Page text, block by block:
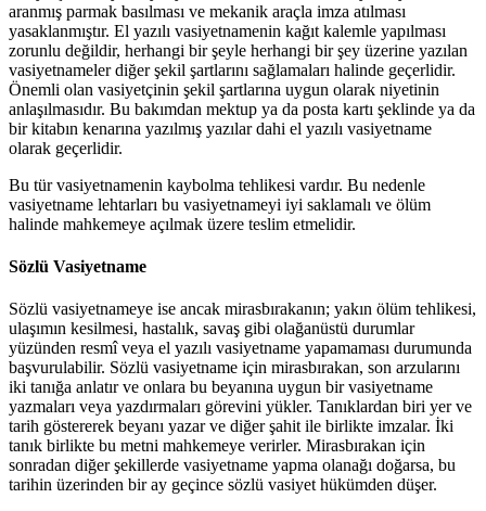
aranmış parmak basılması ve mekanik araçla imza atılması
yasaklanmıştır. El yazılı vasiyetnamenin kağıt kalemle yapılması
zorunlu değildir, herhangi bir şeyle herhangi bir şey üzerine yazılan
vasiyetnameler diğer şekil şartlarını sağlamaları halinde geçerlidir.
Önemli olan vasiyetçinin şekil şartlarına uygun olarak niyetinin
anlaşılmasıdır. Bu bakımdan mektup ya da posta kartı şeklinde ya da
bir kitabın kenarına yazılmış yazılar dahi el yazılı vasiyetname
olarak geçerlidir.
Bu tür vasiyetnamenin kaybolma tehlikesi vardır. Bu nedenle
vasiyetname lehtarları bu vasiyetnameyi iyi saklamalı ve ölüm
halinde mahkemeye açılmak üzere teslim etmelidir.
Sözlü Vasiyetname
Sözlü vasiyetnameye ise ancak mirasbırakanın; yakın ölüm tehlikesi,
ulaşımın kesilmesi, hastalık, savaş gibi olağanüstü durumlar
yüzünden resmî veya el yazılı vasiyetname yapamaması durumunda
başvurulabilir. Sözlü vasiyetname için mirasbırakan, son arzularını
iki tanığa anlatır ve onlara bu beyanına uygun bir vasiyetname
yazmaları veya yazdırmaları görevini yükler. Tanıklardan biri yer ve
tarih göstererek beyanı yazar ve diğer şahit ile birlikte imzalar. İki
tanık birlikte bu metni mahkemeye verirler. Mirasbırakan için
sonradan diğer şekillerde vasiyetname yapma olanağı doğarsa, bu
tarihin üzerinden bir ay geçince sözlü vasiyet hükümden düşer.